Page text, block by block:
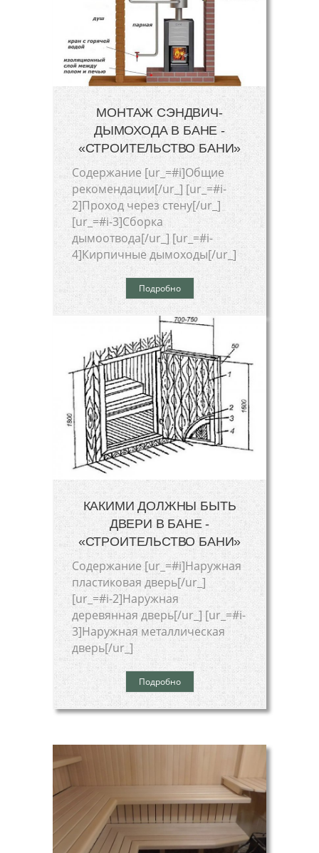
МОНТАЖ СЭНДВИЧ-
ДЫМОХОДА В БАНЕ -
«СТРОИТЕЛЬСТВО БАНИ»
Cодержание [ur_=#i]Общие
рекомендации[/ur_] [ur_=#i-
2]Проход через стену[/ur_]
[ur_=#i-3]Сборка
дымоотвода[/ur_] [ur_=#i-
4]Кирпичные дымоходы[/ur_]
Подробно
КАКИМИ ДОЛЖНЫ БЫТЬ
ДВЕРИ В БАНЕ -
«СТРОИТЕЛЬСТВО БАНИ»
Cодержание [ur_=#i]Наружная
пластиковая дверь[/ur_]
[ur_=#i-2]Наружная
деревянная дверь[/ur_] [ur_=#i-
3]Наружная металлическая
дверь[/ur_]
Подробно